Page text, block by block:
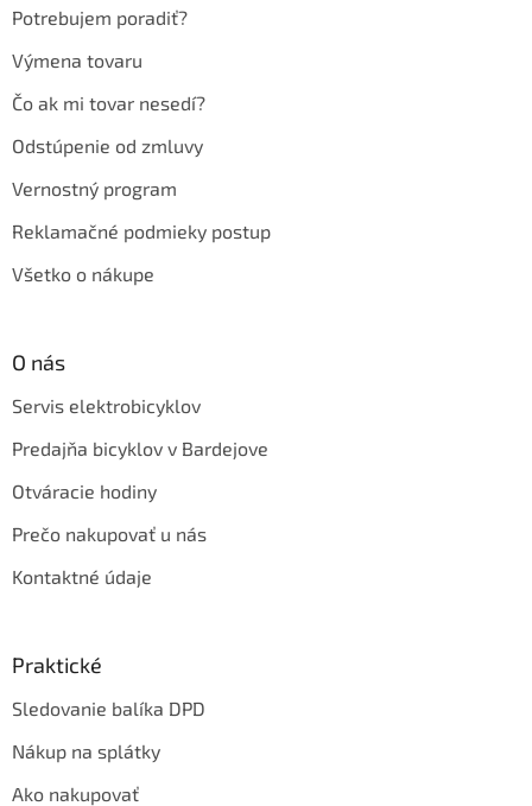
Potrebujem poradiť?
Výmena tovaru
Čo ak mi tovar nesedí?
Odstúpenie od zmluvy
Vernostný program
Reklamačné podmieky postup
Všetko o nákupe
O nás
Servis elektrobicyklov
Predajňa bicyklov v Bardejove
Otváracie hodiny
Prečo nakupovať u nás
Kontaktné údaje
Praktické
Sledovanie balíka DPD
Nákup na splátky
Ako nakupovať